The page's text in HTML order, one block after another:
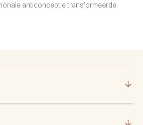
anticonceptie transformeerde